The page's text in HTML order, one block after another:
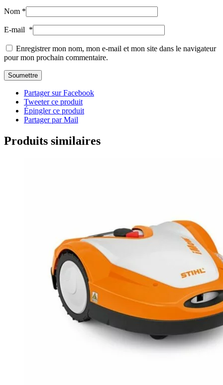
Nom *
E-mail *
Enregistrer mon nom, mon e-mail et mon site dans le navigateur
pour mon prochain commentaire.
Partager sur Facebook
Tweeter ce produit
Épingler ce produit
Partager par Mail
Produits similaires